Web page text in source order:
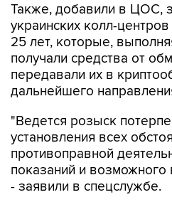
Также, добавили в ЦОС,
украинских колл-
25 лет, которые,
получали средства от
передавали их в
дальнейшего
"Ведется розыск
установления всех
противоправной
показаний и
- заявили в спецслужбе.